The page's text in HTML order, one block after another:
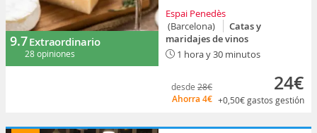
9.7Extraordinario
28 opiniones
Espai Penedès
(Barcelona)
Catas y
maridajes de vinos
1 hora y 30 minutos
desde 28€
Ahorra 4€
24€
+0,50€gastos gestión